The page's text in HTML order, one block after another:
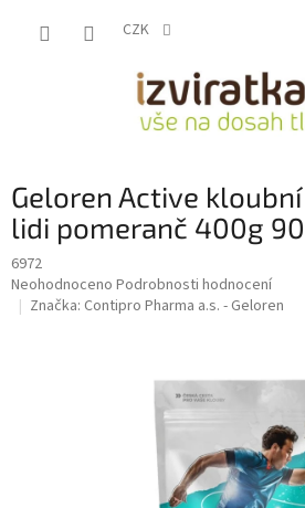
CZK
Geloren Active
lidi pomeranč 400g
6972
Průměrné
hodnocení
Neohodnoceno Podrobnosti hodnocení
Značka: Contipro Pharma a.s. - Geloren